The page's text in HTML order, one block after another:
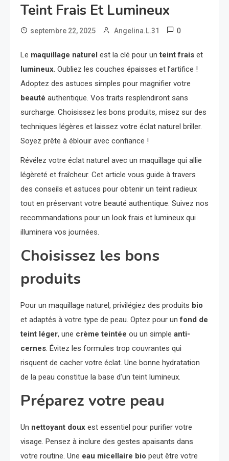
Teint Frais Et Lumineux
septembre 22, 2025 Angelina.L.31 0
Le maquillage naturel est la clé pour unteint frais et
lumineux . Oubliez les couches épaisses et l’artifice !
Adoptez des astuces simples pour magnifier votre
beauté authentique. Vos traits resplendiront sans
surcharge. Choisissez les bons produits, misez sur des
techniques légères et laissez votre éclat naturel briller.
Soyez prête à éblouir avec confiance !
Révélez votre éclat naturel avec un maquillage qui allie
légèreté et fraîcheur. Cet article vous guide à travers
des conseils et astuces pour obtenir un teint radieux
tout en préservant votre beauté authentique. Suivez nos
recommandations pour un look frais et lumineux qui
illuminera vos journées.
Choisissez les bons
produits
Pour un maquillage naturel, privilégiez des produits bio
et adaptés à votre type de peau. Optez pour unfond de
teint léger, une crème teintée ou un simple anti-
cernes . Évitez les formules trop couvrantes qui
risquent de cacher votre éclat. Une bonne hydratation
de la peau constitue la base d’un teint lumineux.
Préparez votre peau
Un nettoyant doux est essentiel pour purifier votre
visage. Pensez à inclure des gestes apaisants dans
votre routine. Une eau micellaire bio peut être votre